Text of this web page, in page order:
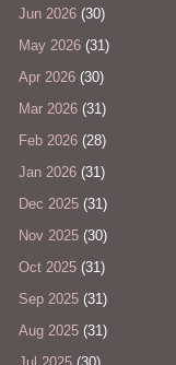
Jun 2026 (30)
May 2026 (31)
Apr 2026 (30)
Mar 2026 (31)
Feb 2026 (28)
Jan 2026 (31)
Dec 2025 (31)
Nov 2025 (30)
Oct 2025 (31)
Sep 2025 (31)
Aug 2025 (31)